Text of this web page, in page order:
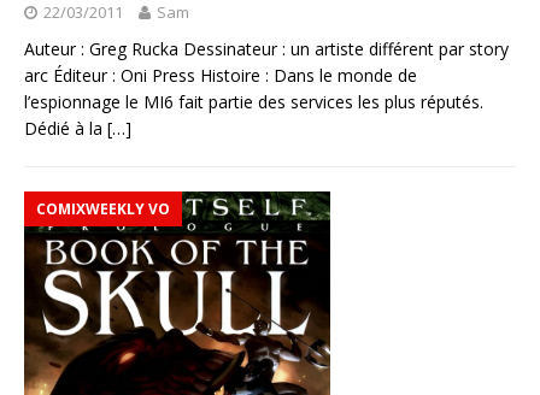
22/03/2011 Sam
Auteur : Greg Rucka Dessinateur : un artiste différent par story
arc Éditeur : Oni Press Histoire : Dans le monde de
l’espionnage le MI6 fait partie des services les plus réputés.
Dédié à la […]
COMIXWEEKLY VO